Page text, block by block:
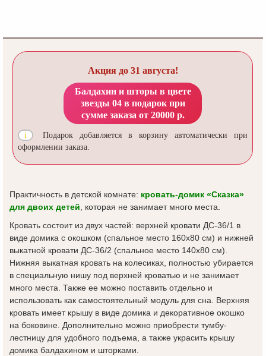
Акция до 31 августа!
Балдахин и шторы в цвете
звезды 04 в подарок при
сумме заказа от 20000 р.
Подарок добавляется в корзину автоматически при
оформлении заказа.
Практичность в детской комнате: кровать-домик «Сказка»
для двоих детей , которая не занимает много места.
Кровать состоит из двух частей: верхней кровати ДС-36/1 в
виде домика с окошком (спальное место 160х80 см) и нижней
выкатной кровати ДС-36/2 (спальное место 140х80 см).
Нижняя выкатная кровать на колесиках, полностью убирается
в специальную нишу под верхней кроватью и не занимает
много места. Также ее можно поставить отдельно и
использовать как самостоятельный модуль для сна. Верхняя
кровать имеет крышу в виде домика и декоративное окошко
на боковине. Дополнительно можно приобрести тумбу-
лестницу для удобного подъема, а также украсить крышу
домика балдахином и шторками.